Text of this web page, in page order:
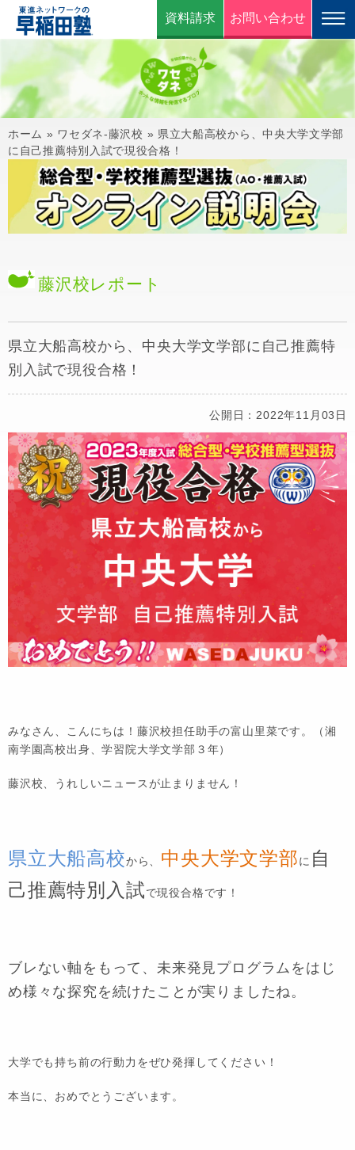
資料請求 お問い合わせ
ホーム » ワセダネ-藤沢校 » 県立大船高校から、中央大学文学部
に自己推薦特別入試で現役合格！
藤沢校レポート
県立大船高校から、中央大学文学部に自己推薦特
別入試で現役合格！
公開日：2022年11月03日
みなさん、こんにちは！藤沢校担任助手の富山里菜です。（湘
南学園高校出身、学習院大学文学部３年）
藤沢校、うれしいニュースが止まりません！
県立大船高校から、 中央大学文学部に 自
己推薦特別入試で現役合格です！
ブレない軸をもって、未来発見プログラムをはじ
め様々な探究を続けたことが実りましたね。
大学でも持ち前の行動力をぜひ発揮してください！
本当に、おめでとうございます。